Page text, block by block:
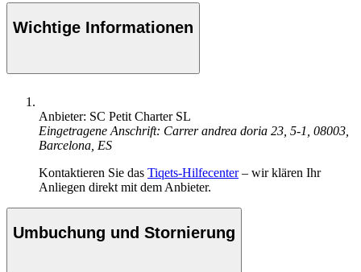
Wichtige Informationen
Anbieter: SC Petit Charter SL
Eingetragene Anschrift: Carrer andrea doria 23, 5-1, 08003,
Barcelona, ES
Kontaktieren Sie das Tiqets-Hilfecenter– wir klären Ihr
Anliegen direkt mit dem Anbieter.
Umbuchung und Stornierung